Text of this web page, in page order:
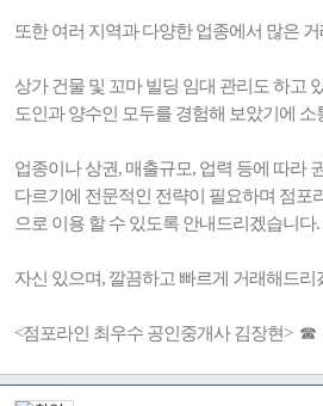
또한 여러 지역과 다양한 업종에서 많은
상가 건물 및 꼬마 빌딩 임대 관리도 하고
도인과 양수인 모두를 경험해 보았기에 소
업종이나 상권, 매출규모, 업력 등에 따라
다르기에 전문적인 전략이 필요하며 점포
으로 이용 할 수 있도록 안내드리겠습니다.
자신 있으며, 깔끔하고 빠르게 거래해드리
<점포라인 최우수 공인중개사 김장현> ☎